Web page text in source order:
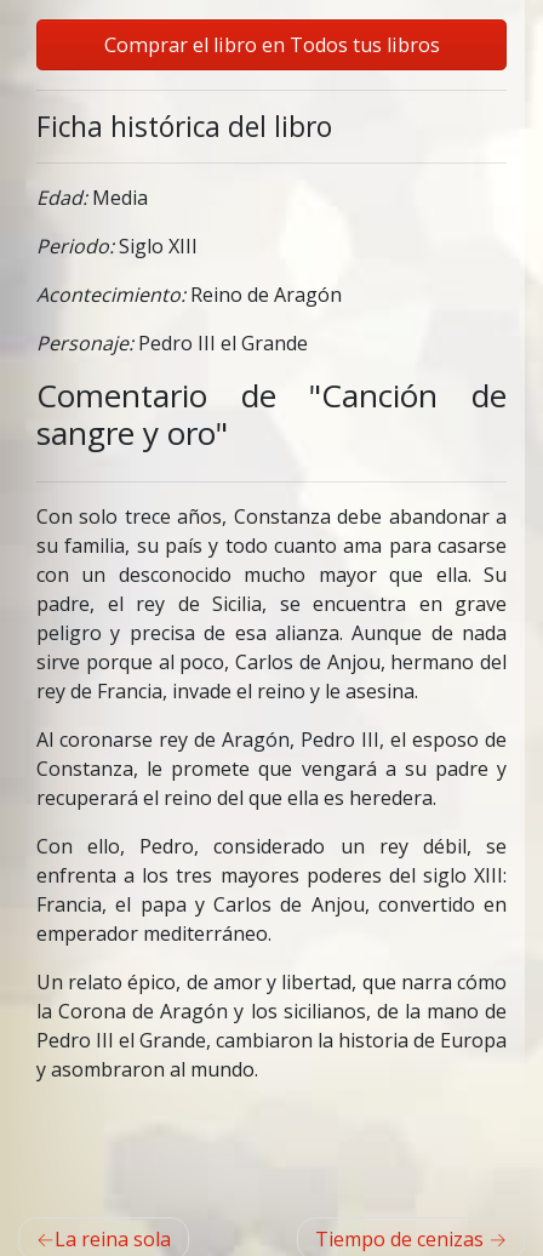
Comprar el libro en Todos tus libros
Ficha histórica del libro
Edad:Media
Periodo:Siglo XIII
Acontecimiento:Reino de Aragón
Personaje:Pedro III el Grande
Comentario de "Canción de
sangre y oro"
Con solo trece años, Constanza debe abandonar a
su familia, su país y todo cuanto ama para casarse
con un desconocido mucho mayor que ella. Su
padre, el rey de Sicilia, se encuentra en grave
peligro y precisa de esa alianza. Aunque de nada
sirve porque al poco, Carlos de Anjou, hermano del
rey de Francia, invade el reino y le asesina.
Al coronarse rey de Aragón, Pedro III, el esposo de
Constanza, le promete que vengará a su padre y
recuperará el reino del que ella es heredera.
Con ello, Pedro, considerado un rey débil, se
enfrenta a los tres mayores poderes del siglo XIII:
Francia, el papa y Carlos de Anjou, convertido en
emperador mediterráneo.
Un relato épico, de amor y libertad, que narra cómo
la Corona de Aragón y los sicilianos, de la mano de
Pedro III el Grande, cambiaron la historia de Europa
y asombraron al mundo.
Navegación
La reina sola Tiempo de cenizas